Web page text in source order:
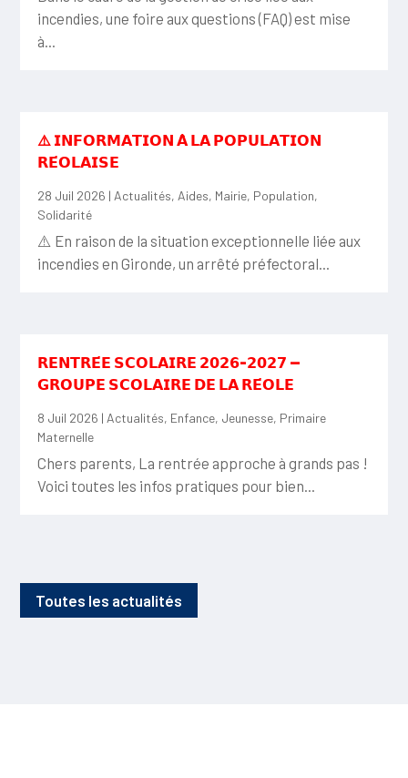
incendies, une foire aux questions (FAQ) est mise
à...
⚠️ 𝗜𝗡𝗙𝗢𝗥𝗠𝗔𝗧𝗜𝗢𝗡 𝗔̀ 𝗟𝗔 𝗣𝗢𝗣𝗨𝗟𝗔𝗧𝗜𝗢𝗡
𝗥𝗘́𝗢𝗟𝗔𝗜𝗦𝗘
28 Juil 2026 | Actualités, Aides, Mairie, Population,
Solidarité
⚠️ En raison de la situation exceptionnelle liée aux
incendies en Gironde, un arrêté préfectoral...
𝗥𝗘𝗡𝗧𝗥𝗘́𝗘 𝗦𝗖𝗢𝗟𝗔𝗜𝗥𝗘 𝟮𝟬𝟮𝟲-𝟮𝟬𝟮𝟳 —
𝗚𝗥𝗢𝗨𝗣𝗘 𝗦𝗖𝗢𝗟𝗔𝗜𝗥𝗘 𝗗𝗘 𝗟𝗔 𝗥𝗘́𝗢𝗟𝗘
8 Juil 2026 | Actualités, Enfance, Jeunesse, Primaire
Maternelle
Chers parents, La rentrée approche à grands pas !
Voici toutes les infos pratiques pour bien...
Toutes les actualités